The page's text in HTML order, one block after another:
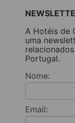
A Hotéis de
uma
Portugal.
Nome:
Email: